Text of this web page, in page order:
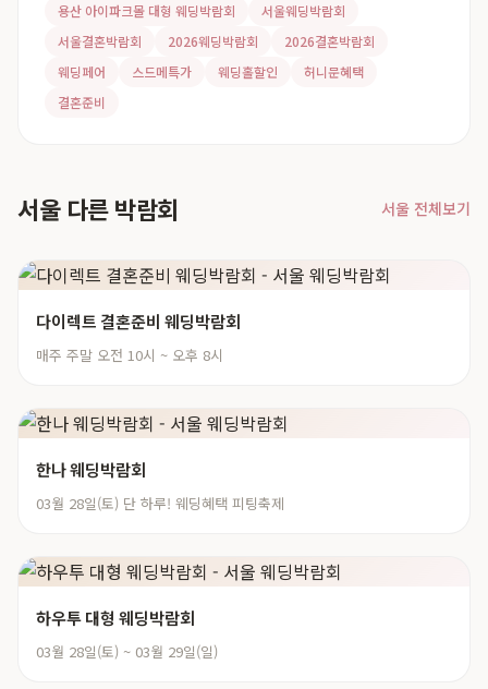
용산 아이파크몰 대형 웨딩박람회
서울웨딩박람회
서울결혼박람회
2026웨딩박람회
2026결혼박람회
웨딩페어
스드메특가 웨딩홀할인
허니문혜택
결혼준비
서울 다른 박람회 서울 전체보기
다이렉트 결혼준비 웨딩박람회
매주 주말 오전 10시 ~ 오후 8시
한나 웨딩박람회
03월 28일(토) 단 하루! 웨딩혜택 피팅축제
하우투 대형 웨딩박람회
03월 28일(토) ~ 03월 29일(일)